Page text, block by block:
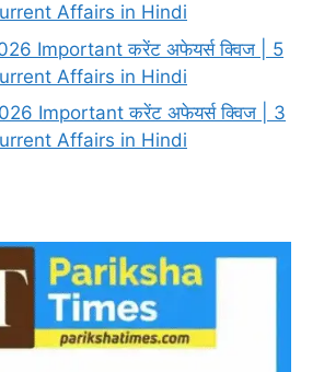
Affairs in Hindi
Important करेंट अफेयर्स क्विज | 5
Affairs in Hindi
Important करेंट अफेयर्स क्विज | 3
Affairs in Hindi